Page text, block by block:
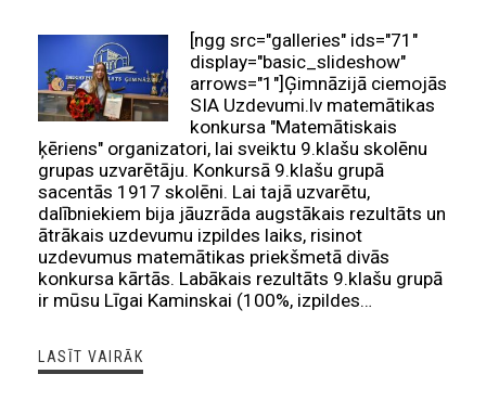
[ngg src="galleries" ids="71"
display="basic_slideshow"
arrows="1"]Ģimnāzijā ciemojās
SIA Uzdevumi.lv matemātikas
konkursa "Matemātiskais
ķēriens" organizatori, lai sveiktu 9.klašu skolēnu
grupas uzvarētāju. Konkursā 9.klašu grupā
sacentās 1917 skolēni. Lai tajā uzvarētu,
dalībniekiem bija jāuzrāda augstākais rezultāts un
ātrākais uzdevumu izpildes laiks, risinot
uzdevumus matemātikas priekšmetā divās
konkursa kārtās. Labākais rezultāts 9.klašu grupā
ir mūsu Līgai Kaminskai (100%, izpildes…
LASĪT VAIRĀK